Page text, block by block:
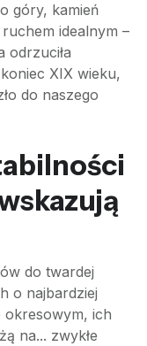
góry, kamień
idealnym –
odrzuciła
XIX wieku,
do naszego
do twardej
o najbardziej
okresowym, ich
na... zwykłe